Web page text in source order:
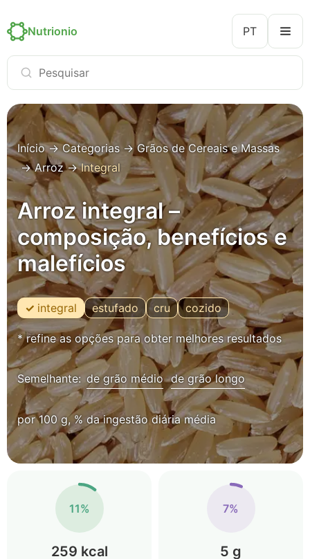
Nutrionio PT
Início→Categorias →Grãos de Cereais e Massas
→Arroz→Integral
Arroz integral –
composição, benefícios e
malefícios
integral estufado cru cozido
* refine as opções para obter melhores resultados
Semelhante: de grão médio de grão longo
por 100 g, % da ingestão diária média
11%
259 kcal
7%
5 g